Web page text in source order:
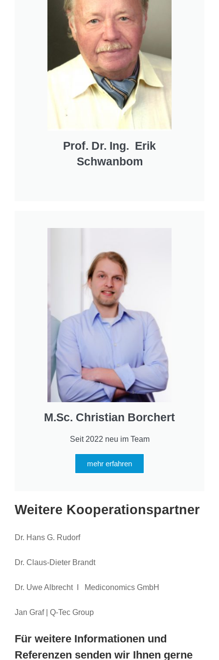
Prof. Dr. Ing. Erik
Schwanbom
M.Sc. Christian Borchert
Seit 2022 neu im Team
mehr erfahren
Weitere Kooperationspartner
Dr. Hans G. Rudorf
Dr. Claus-Dieter Brandt
Dr. Uwe Albrecht I Mediconomics GmbH
Jan Graf | Q-Tec Group
Für weitere Informationen und
Referenzen senden wir Ihnen gerne